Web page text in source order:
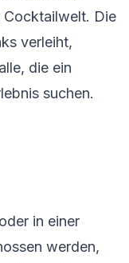
Cocktailwelt. Die
verleiht,
die ein
suchen.
in einer
werden,